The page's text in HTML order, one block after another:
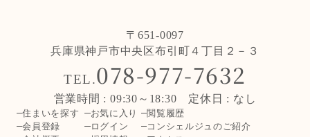
〒651-0097
兵庫県神戸市中央区布引町４丁目２－３
TEL.078-977-7632
営業時間 : 09:30～18:30 定休日 : なし
住まいを探す お気に入り
閲覧履歴
会員登録
ログイン
コンシェルジュのご紹介